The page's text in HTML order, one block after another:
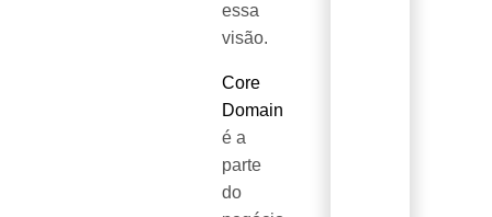
essa
visão.
Core
Domain
é a
parte
do